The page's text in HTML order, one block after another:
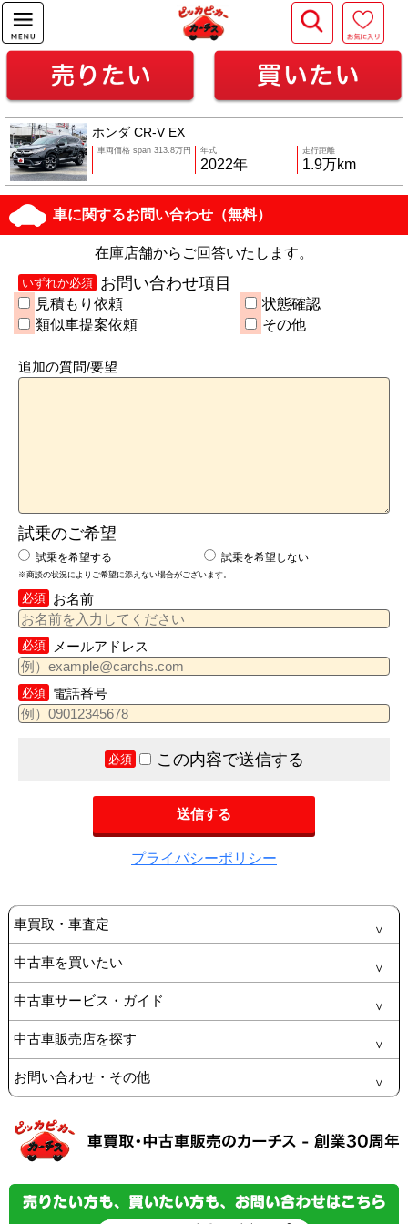
ホンダ CR-V EX
車両価格 span 313.8万円 年式
2022年
走行距離
1.9万km
車に関するお問い合わせ（無料）
在庫店舗からご回答いたします。
いずれか必須 お問い合わせ項目
見積もり依頼
状態確認
類似車提案依頼
その他
追加の質問/要望
試乗のご希望
試乗を希望する 試乗を希望しない
※商談の状況によりご希望に添えない場合がございます。
必須 お名前
必須 メールアドレス
必須 電話番号
必須 この内容で送信する
プライバシーポリシー
車買取・車査定
中古車を買いたい
中古車サービス・ガイド
中古車販売店を探す
お問い合わせ・その他